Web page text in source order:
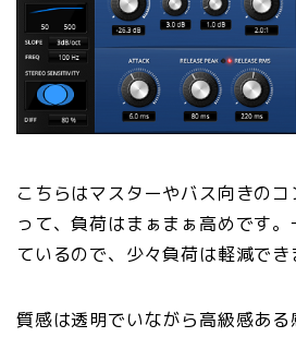
こちらはマスターやバス向きの
って、負荷はまぁまぁ高めです
ているので、少々負荷は軽減でき
質感は透明でいながら高級感あ